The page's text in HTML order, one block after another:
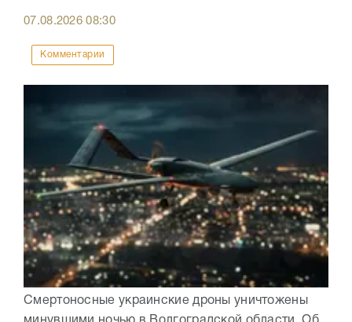
07.08.202608:30
Комментарии
Смертоносные украинские дроны уничтожены